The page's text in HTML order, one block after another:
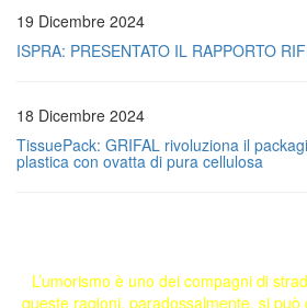
19 Dicembre 2024
ISPRA: PRESENTATO IL RAPPORTO
18 Dicembre 2024
TissuePack: GRIFAL rivoluziona il
plastica con ovatta di pura cellulosa
L’umorismo è uno dei compagni di
queste ragioni, paradossalmente, si